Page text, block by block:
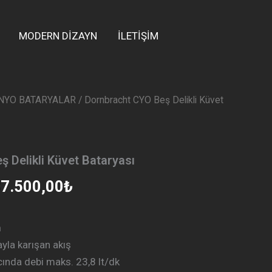
MODERN DİZAYN İLETİŞİM
BATARYALAR / Dornbracht CYO Beş Delikli Küvet
Delikli Küvet Bataryası
₺
Şu
fiyat:
karışan akış
debi maks. 23,8 lt/dk